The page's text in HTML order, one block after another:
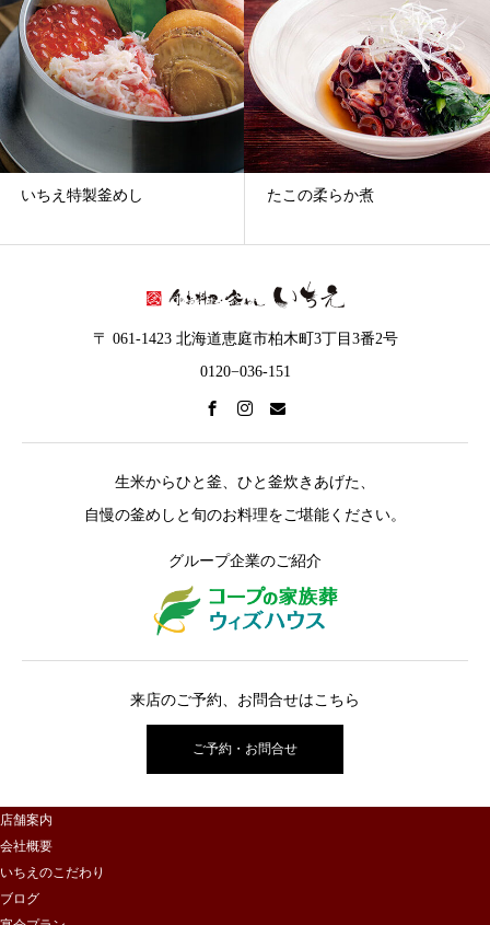
イ
ブ
いちえ特製釜めし たこの柔らか煮
〒 061-1423 北海道恵庭市柏木町3丁目3番2号
0120−036-151
生米からひと釜、ひと釜炊きあげた、
自慢の釜めしと旬のお料理をご堪能ください。
グループ企業のご紹介
来店のご予約、お問合せはこちら
ご予約・お問合せ
店舗案内
会社概要
いちえのこだわり
ブログ